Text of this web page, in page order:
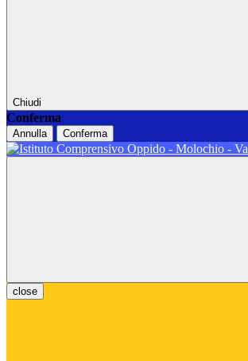
Chiudi
Conferma
Annulla Conferma
close